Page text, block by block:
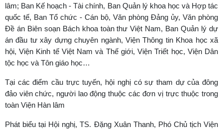
lâm; Ban Kế hoạch - Tài chính, Ban Quản lý khoa học và Hợp tác
quốc tế, Ban Tổ chức - Cán bộ, Văn phòng Đảng ủy, Văn phòng
Đề án Biên soạn Bách khoa toàn thư Việt Nam, Ban Quản lý dự
án đầu tư xây dựng chuyên ngành, Viện Thông tin Khoa học xã
hội, Viện Kinh tế Việt Nam và Thế giới, Viện Triết học, Viện Dân
tộc học và Tôn giáo học…
Tại các điểm cầu trực tuyến, hội nghị có sự tham dự của đông
đảo viên chức, người lao động thuộc các đơn vị trực thuộc trong
toàn Viện Hàn lâm
Phát biểu tại Hội nghị, TS. Đặng Xuân Thanh, Phó Chủ tịch Viện